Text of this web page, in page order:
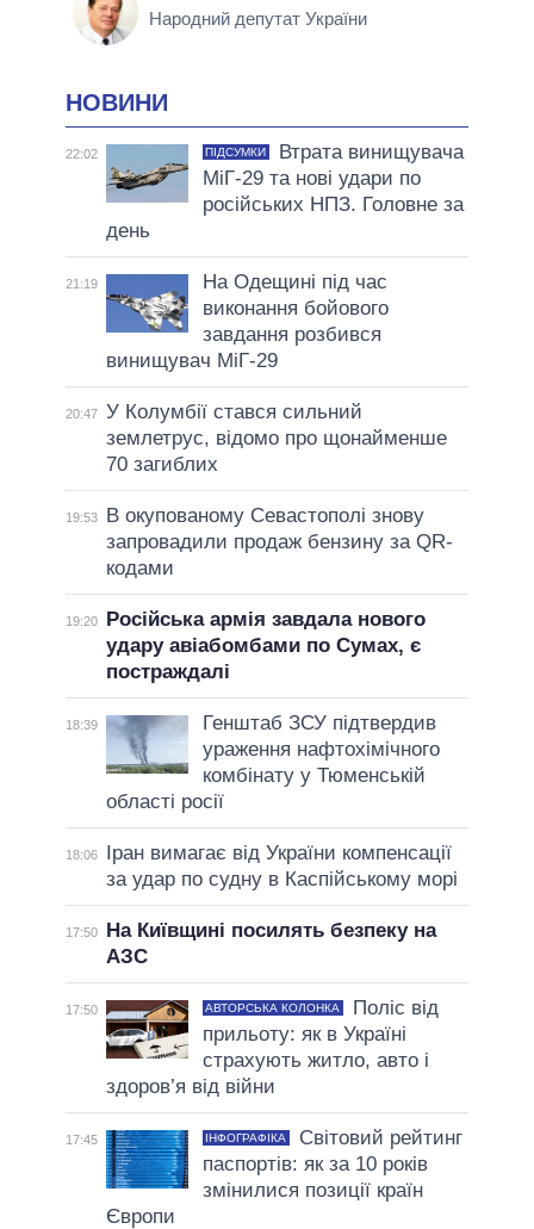
Народний депутат України
НОВИНИ
22:02 ПІДСУМКИ
Втрата винищувача
МіГ-29 та нові удари по
російських НПЗ. Головне за
день
21:19
На Одещині під час
виконання бойового
завдання розбився
винищувач МіГ-29
20:47 У Колумбії стався сильний
землетрус, відомо про щонайменше
70 загиблих
19:53
В окупованому Севастополі знову
запровадили продаж бензину за QR-
кодами
19:20
Російська армія завдала нового
удару авіабомбами по Сумах, є
постраждалі
18:39
Генштаб ЗСУ підтвердив
ураження нафтохімічного
комбінату у Тюменській
області росії
18:06
Іран вимагає від України компенсації
за удар по судну в Каспійському морі
17:50
На Київщині посилять безпеку на
АЗС
17:50 АВТОРСЬКА КОЛОНКА
Поліс від
прильоту: як в Україні
страхують житло, авто і
здоров’я від війни
17:45 ІНФОГРАФІКА
Світовий рейтинг
паспортів: як за 10 років
змінилися позиції країн
Європи